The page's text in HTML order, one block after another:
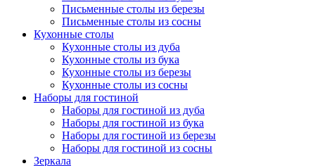
Письменные столы из березы
Письменные столы из сосны
Кухонные столы
Кухонные столы из дуба
Кухонные столы из бука
Кухонные столы из березы
Кухонные столы из сосны
Наборы для гостиной
Наборы для гостиной из дуба
Наборы для гостиной из бука
Наборы для гостиной из березы
Наборы для гостиной из сосны
Зеркала